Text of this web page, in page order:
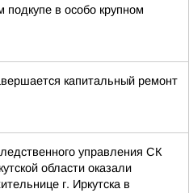
подкупе в особо крупном
капитальный ремонт
управления СК
области оказали
г. Иркутска в